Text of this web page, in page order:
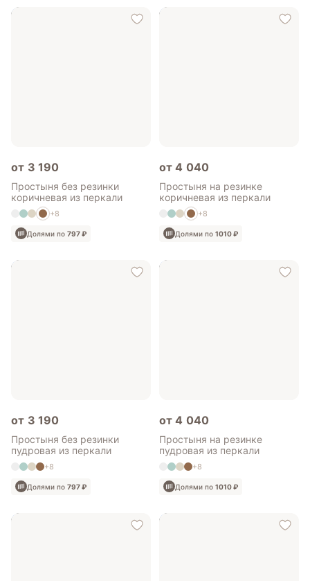
от 3 190
Простыня без резинки
коричневая из перкали
+8
Долями по797 ₽
от 4 040
Простыня на резинке
коричневая из перкали
+8
Долями по 1010 ₽
от 3 190
Простыня без резинки
пудровая из перкали
+8
Долями по797 ₽
от 4 040
Простыня на резинке
пудровая из перкали
+8
Долями по 1010 ₽